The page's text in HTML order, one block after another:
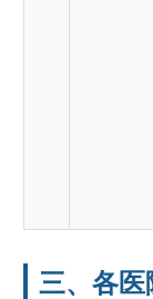
三、各医